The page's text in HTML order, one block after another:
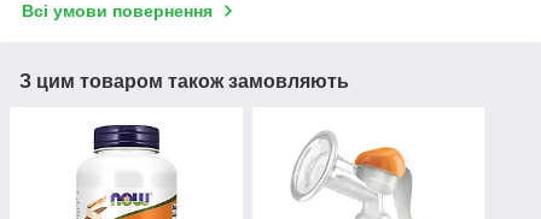
Всі умови повернення
З цим товаром також замовляють